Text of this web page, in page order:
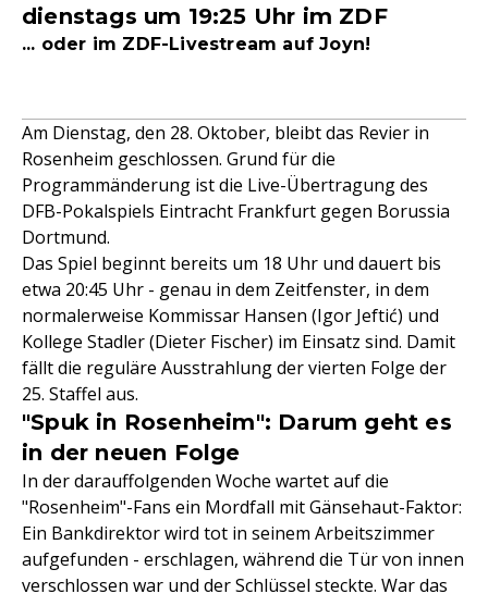
dienstags um 19:25 Uhr im ZDF
... oder im ZDF-Livestream auf Joyn!
Am Dienstag, den 28. Oktober, bleibt das Revier in
Rosenheim geschlossen. Grund für die
Programmänderung ist die Live-Übertragung des
DFB-Pokalspiels Eintracht Frankfurt gegen Borussia
Dortmund.
Das Spiel beginnt bereits um 18 Uhr und dauert bis
etwa 20:45 Uhr - genau in dem Zeitfenster, in dem
normalerweise Kommissar Hansen (Igor Jeftić) und
Kollege Stadler (Dieter Fischer) im Einsatz sind. Damit
fällt die reguläre Ausstrahlung der vierten Folge der
25. Staffel aus.
"Spuk in Rosenheim": Darum geht es
in der neuen Folge
In der darauffolgenden Woche wartet auf die
"Rosenheim"-Fans ein Mordfall mit Gänsehaut-Faktor:
Ein Bankdirektor wird tot in seinem Arbeitszimmer
aufgefunden - erschlagen, während die Tür von innen
verschlossen war und der Schlüssel steckte. War das